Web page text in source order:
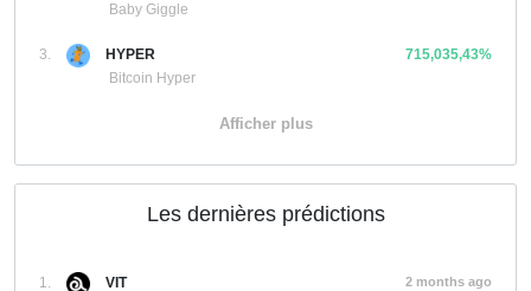
Baby Giggle
3.
HYPER
Bitcoin Hyper
715,035,43%
Afficher plus
Les dernières prédictions
1.
VIT
2 months ago